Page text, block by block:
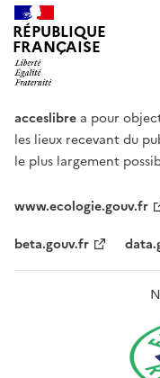
RÉPUBLIQUE
FRANÇAISE
acceslibre a pour
les lieux recevant du
le plus largement
www.ecologie.gouv.fr
beta.gouv.fr